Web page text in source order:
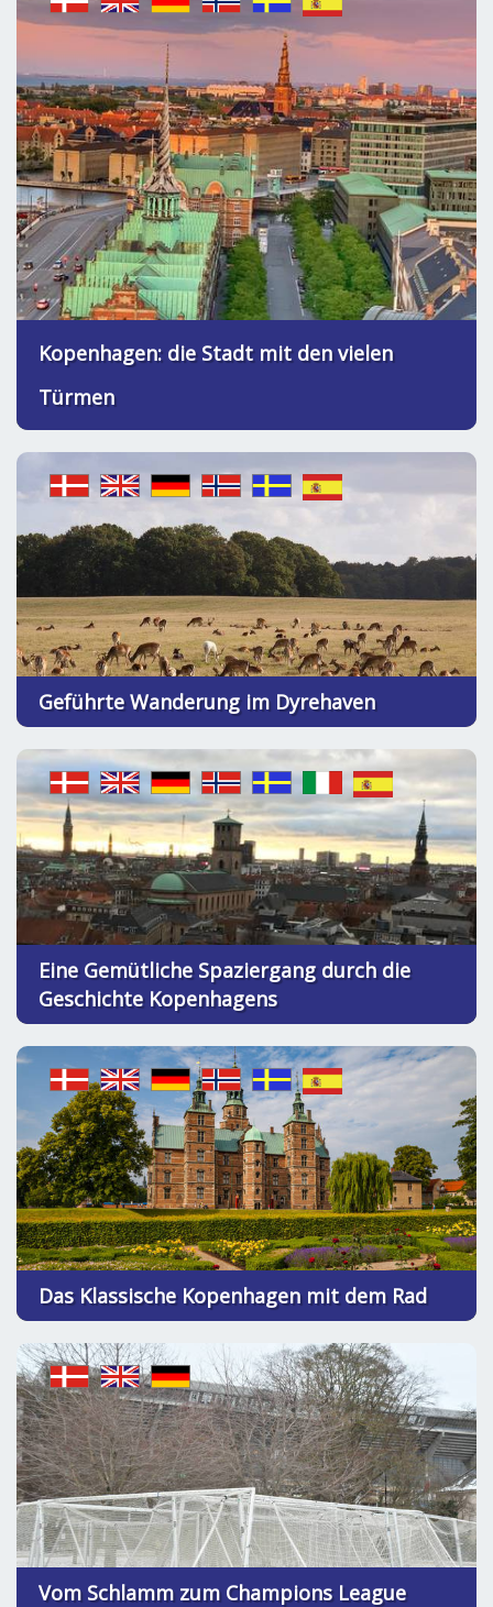
Kopenhagen: die Stadt mit den vielen
Türmen
Geführte Wanderung im Dyrehaven
Eine Gemütliche Spaziergang durch die
Geschichte Kopenhagens
Das Klassische Kopenhagen mit dem Rad
Vom Schlamm zum Champions League